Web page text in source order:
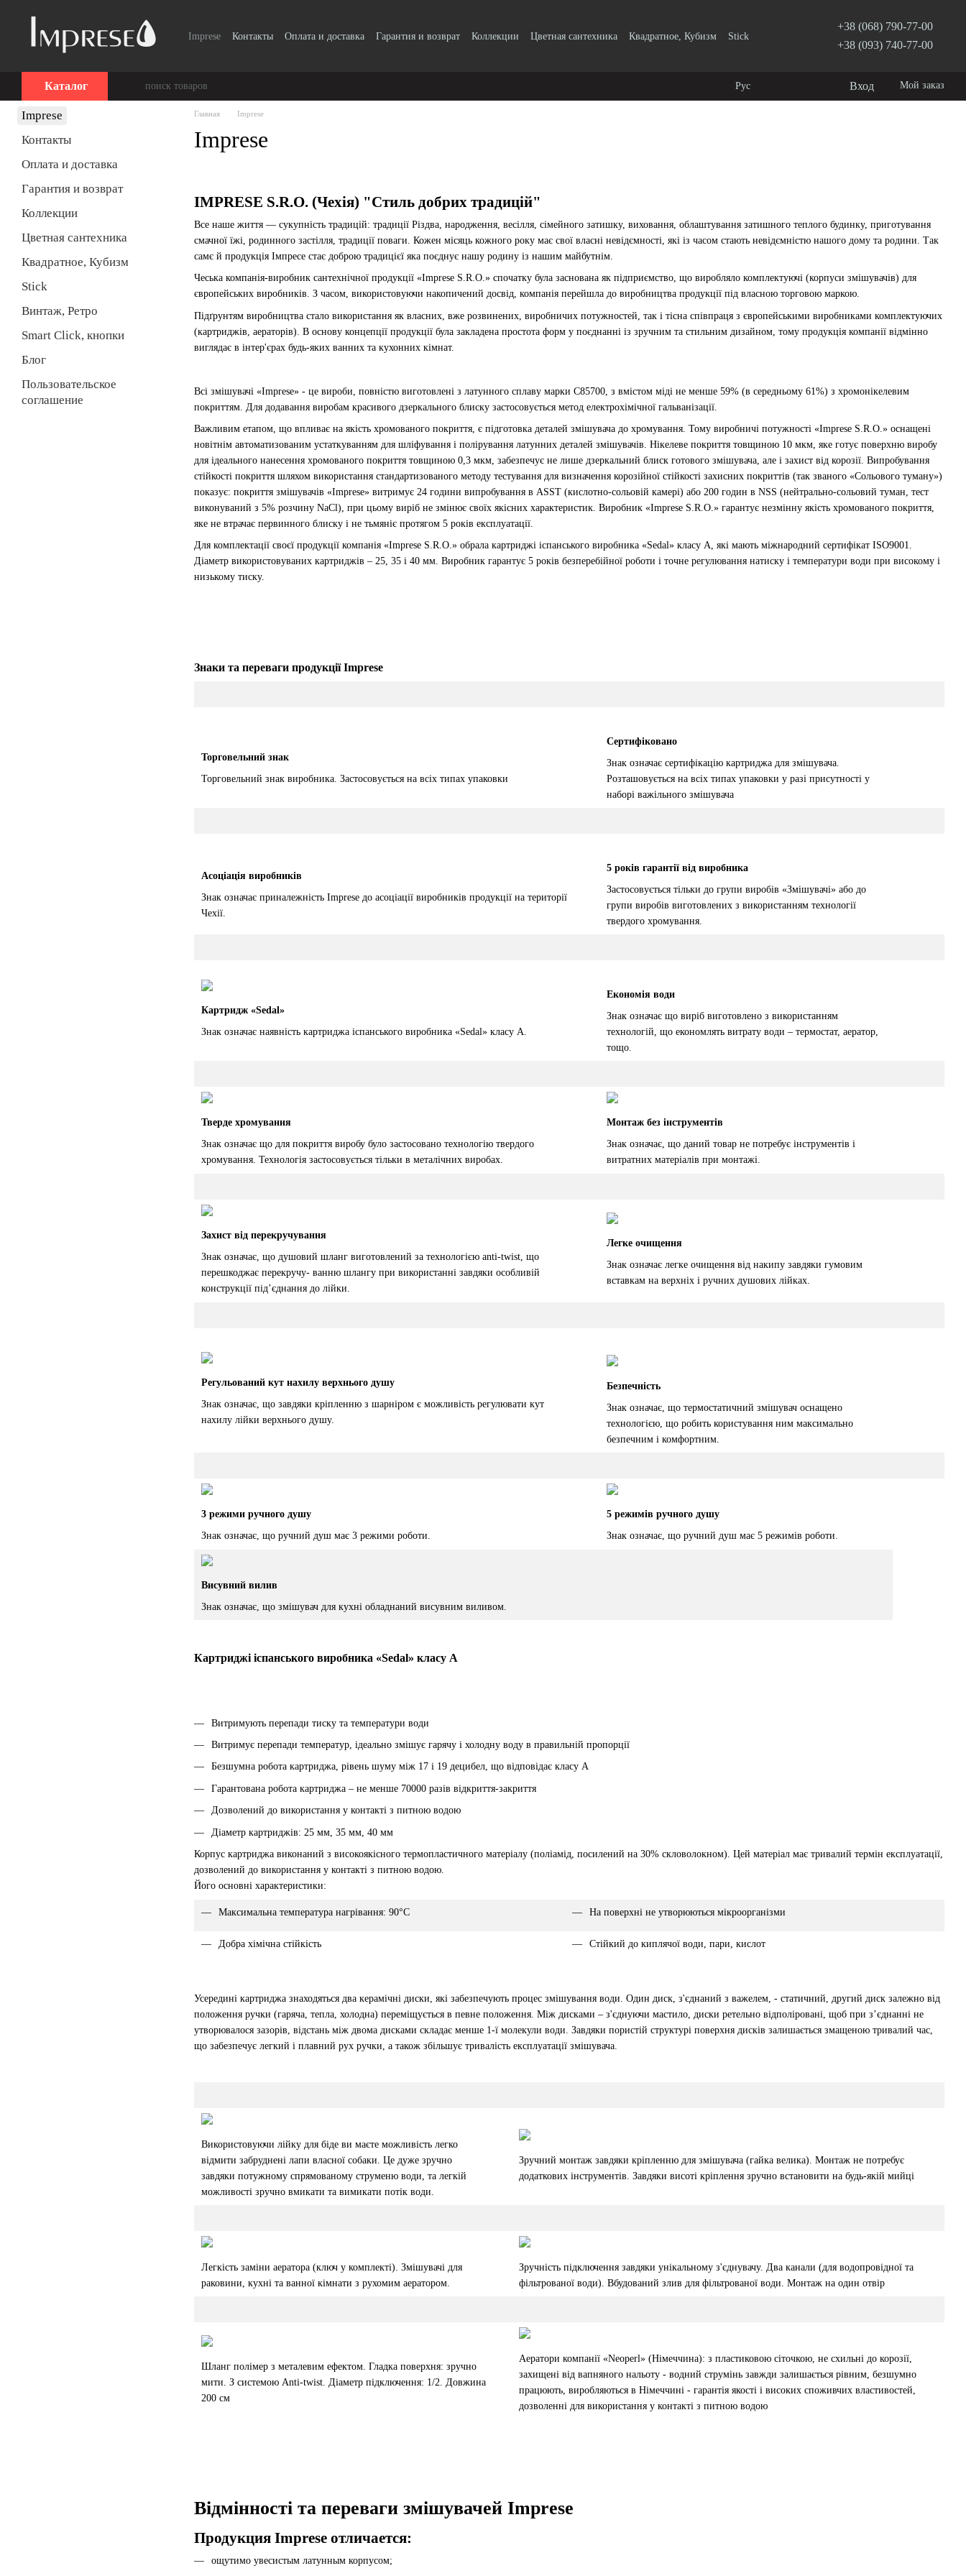
Imprese Контакты Оплата и доставка Гарантия и возврат Коллекции Цветная сантехника Квадратное, Кубизм
Stick
+38 (068) 790-77-00
+38 (093) 740-77-00
Каталог Рус Вход Мой заказ
Главная Imprese
Imprese
IMPRESE S.R.O. (Чехія) "Стиль добрих традицій"
Все наше життя — сукупність традицій: традиції Різдва, народження, весілля, сімейного затишку, виховання, облаштування затишного теплого будинку, приготування
смачної їжі, родинного застілля, традиції поваги. Кожен місяць кожного року має свої власні невідємності, які із часом стають невідємністю нашого дому та родини. Так
самє й продукція Імпресе стає доброю традицієї яка поєднує нашу родину із нашим майбутнім.
Чеська компанія-виробник сантехнічної продукції «Imprese S.R.O.» спочатку була заснована як підприємство, що виробляло комплектуючі (корпуси змішувачів) для
європейських виробників. З часом, використовуючи накопичений досвід, компанія перейшла до виробництва продукції під власною торговою маркою.
Підґрунтям виробництва стало використання як власних, вже розвинених, виробничих потужностей, так і тісна співпраця з європейськими виробниками комплектуючих
(картриджів, аераторів). В основу концепції продукції була закладена простота форм у поєднанні із зручним та стильним дизайном, тому продукція компанії відмінно
виглядає в інтер'єрах будь-яких ванних та кухонних кімнат.
Всі змішувачі «Imprese» - це вироби, повністю виготовлені з латунного сплаву марки C85700, з вмістом міді не менше 59% (в середньому 61%) з хромонікелевим
покриттям. Для додавання виробам красивого дзеркального блиску застосовується метод електрохімічної гальванізації.
Важливим етапом, що впливає на якість хромованого покриття, є підготовка деталей змішувача до хромування. Тому виробничі потужності «Imprese S.R.O.» оснащені
новітнім автоматизованим устаткуванням для шліфування і полірування латунних деталей змішувачів. Нікелеве покриття товщиною 10 мкм, яке готує поверхню виробу
для ідеального нанесення хромованого покриття товщиною 0,3 мкм, забезпечує не лише дзеркальний блиск готового змішувача, але і захист від корозії. Випробування
стійкості покриття шляхом використання стандартизованого методу тестування для визначення корозійної стійкості захисних покриттів (так званого «Сольового туману»)
показує: покриття змішувачів «Imprese» витримує 24 години випробування в ASST (кислотно-сольовій камері) або 200 годин в NSS (нейтрально-сольовий туман, тест
виконуваний з 5% розчину NaCl), при цьому виріб не змінює своїх якісних характеристик. Виробник «Imprese S.R.O.» гарантує незмінну якість хромованого покриття,
яке не втрачає первинного блиску і не тьмяніє протягом 5 років експлуатації.
Для комплектації своєї продукції компанія «Imprese S.R.O.» обрала картриджі іспанського виробника «Sedal» класу А, які мають міжнародний сертифікат ISO9001.
Діаметр використовуваних картриджів – 25, 35 і 40 мм. Виробник гарантує 5 років безперебійної роботи і точне регулювання натиску і температури води при високому і
низькому тиску.
Знаки та переваги продукції Imprese
Торговельний знак
Торговельний знак виробника. Застосовується на всіх типах упаковки
Сертифіковано
Знак означає сертифікацію картриджа для змішувача.
Розташовується на всіх типах упаковки у разі присутності у
наборі важільного змішувача
Асоціація виробників
Знак означає приналежність Imprese до асоціації виробників продукції на території
Чехії.
5 років гарантії від виробника
Застосовується тільки до групи виробів «Змішувачі» або до
групи виробів виготовлених з використанням технології
твердого хромування.
Картридж «Sedal»
Знак означає наявність картриджа іспанського виробника «Sedal» класу А.
Економія води
Знак означає що виріб виготовлено з використанням
технологій, що економлять витрату води – термостат, аератор,
тощо.
Тверде хромування
Знак означає що для покриття виробу було застосовано технологію твердого
хромування. Технологія застосовується тільки в металічних виробах.
Монтаж без інструментів
Знак означає, що даний товар не потребує інструментів і
витратних матеріалів при монтажі.
Захист від перекручування
Знак означає, що душовий шланг виготовлений за технологією anti-twist, що
перешкоджає перекручу- ванню шлангу при використанні завдяки особливій
конструкції під’єднання до лійки.
Легке очищення
Знак означає легке очищення від накипу завдяки гумовим
вставкам на верхніх і ручних душових лійках.
Регульований кут нахилу верхнього душу
Знак означає, що завдяки кріпленню з шарніром є можливість регулювати кут
нахилу лійки верхнього душу.
Безпечність
Знак означає, що термостатичний змішувач оснащено
технологією, що робить користування ним максимально
безпечним і комфортним.
3 режими ручного душу
Знак означає, що ручний душ має 3 режими роботи.
5 режимів ручного душу
Знак означає, що ручний душ має 5 режимів роботи.
Висувний вилив
Знак означає, що змішувач для кухні обладнаний висувним виливом.
Картриджі іспанського виробника «Sedal» класу А
Витримують перепади тиску та температури води
Витримує перепади температур, ідеально змішує гарячу і холодну воду в правильній пропорції
Безшумна робота картриджа, рівень шуму між 17 і 19 децибел, що відповідає класу А
Гарантована робота картриджа – не менше 70000 разів відкриття-закриття
Дозволений до використання у контакті з питною водою
Діаметр картриджів: 25 мм, 35 мм, 40 мм
Корпус картриджа виконаний з високоякісного термопластичного матеріалу (поліамід, посилений на 30% скловолокном). Цей матеріал має тривалий термін експлуатації,
дозволений до використання у контакті з питною водою.
Його основні характеристики:
Максимальна температура нагрівання: 90°С На поверхні не утворюються мікроорганізми
Добра хімічна стійкість Стійкий до киплячої води, пари, кислот
Усередині картриджа знаходяться два керамічні диски, які забезпечують процес змішування води. Один диск, з'єднаний з важелем, - статичний, другий диск залежно від
положення ручки (гаряча, тепла, холодна) переміщується в певне положення. Між дисками – з'єднуючи мастило, диски ретельно відполіровані, щоб при з’єднанні не
утворювалося зазорів, відстань між двома дисками складає менше 1-ї молекули води. Завдяки пористій структурі поверхня дисків залишається змащеною тривалий час,
що забезпечує легкий і плавний рух ручки, а також збільшує тривалість експлуатації змішувача.
Використовуючи лійку для біде ви маєте можливість легко
відмити забруднені лапи власної собаки. Це дуже зручно
завдяки потужному спрямованому струменю води, та легкій
можливості зручно вмикати та вимикати потік води.
Зручний монтаж завдяки кріпленню для змішувача (гайка велика). Монтаж не потребує
додаткових інструментів. Завдяки висоті кріплення зручно встановити на будь-якій мийці
Легкість заміни аератора (ключ у комплекті). Змішувачі для
раковини, кухні та ванної кімнати з рухомим аератором.
Зручність підключення завдяки унікальному з'єднувачу. Два канали (для водопровідної та
фільтрованої води). Вбудований злив для фільтрованої води. Монтаж на один отвір
Шланг полімер з металевим ефектом. Гладка поверхня: зручно
мити. З системою Anti-twist. Діаметр підключення: 1/2. Довжина
200 см
Аератори компанії «Neoperl» (Німеччина): з пластиковою сіточкою, не схильні до корозії,
захищені від вапняного нальоту - водний струмінь завжди залишається рівним, безшумно
працюють, виробляються в Німеччині - гарантія якості і високих споживчих властивостей,
дозволенні для використання у контакті з питною водою
Відмінності та переваги змішувачей Imprese
Продукция Imprese отличается:
ощутимо увесистым латунным корпусом;
Imprese
Контакты
Оплата и доставка
Гарантия и возврат
Коллекции
Цветная сантехника
Квадратное, Кубизм
Stick
Винтаж, Ретро
Smart Click, кнопки
Блог
Пользовательское
соглашение